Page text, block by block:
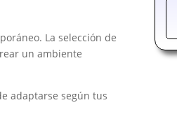
La selección de
un ambiente
adaptarse según tus